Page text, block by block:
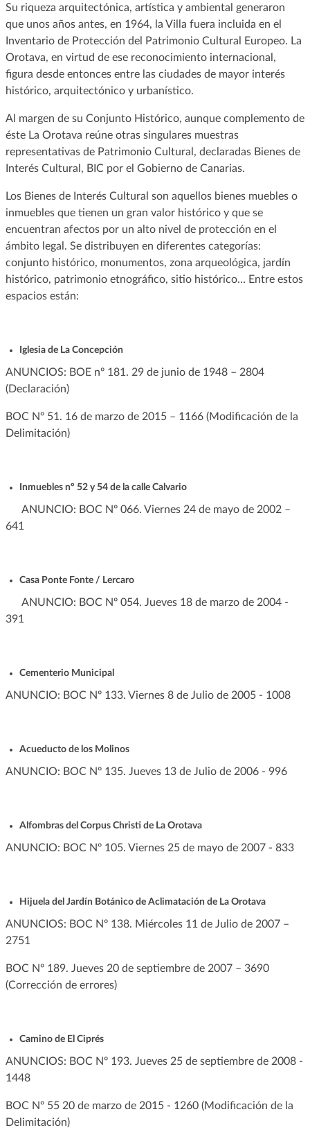
Su riqueza arquitectónica, artística y ambiental generaron
que unos años antes, en 1964, la Villa fuera incluida en el
Inventario de Protección del Patrimonio Cultural Europeo. La
Orotava, en virtud de ese reconocimiento internacional,
figura desde entonces entre las ciudades de mayor interés
histórico, arquitectónico y urbanístico.
Al margen de su Conjunto Histórico, aunque complemento de
éste La Orotava reúne otras singulares muestras
representativas de Patrimonio Cultural, declaradas Bienes de
Interés Cultural, BIC por el Gobierno de Canarias.
Los Bienes de Interés Cultural son aquellos bienes muebles o
inmuebles que tienen un gran valor histórico y que se
encuentran afectos por un alto nivel de protección en el
ámbito legal. Se distribuyen en diferentes categorías:
conjunto histórico, monumentos, zona arqueológica, jardín
histórico, patrimonio etnográfico, sitio histórico… Entre estos
espacios están:
Iglesia de La Concepción
ANUNCIOS: BOE nº 181. 29 de junio de 1948 – 2804
(Declaración)
BOC Nº 51. 16 de marzo de 2015 – 1166 (Modificación de la
Delimitación)
Inmuebles nº 52 y 54 de la calle Calvario
ANUNCIO: BOC Nº 066. Viernes 24 de mayo de 2002 –
641
Casa Ponte Fonte / Lercaro
ANUNCIO: BOC Nº 054. Jueves 18 de marzo de 2004 -
391
Cementerio Municipal
ANUNCIO: BOC Nº 133. Viernes 8 de Julio de 2005 - 1008
Acueducto de los Molinos
ANUNCIO: BOC Nº 135. Jueves 13 de Julio de 2006 - 996
Alfombras del Corpus Christi de La Orotava
ANUNCIO: BOC Nº 105. Viernes 25 de mayo de 2007 - 833
Hijuela del Jardín Botánico de Aclimatación de La Orotava
ANUNCIOS: BOC Nº 138. Miércoles 11 de Julio de 2007 –
2751
BOC Nº 189. Jueves 20 de septiembre de 2007 – 3690
(Corrección de errores)
Camino de El Ciprés
ANUNCIOS: BOC Nº 193. Jueves 25 de septiembre de 2008 -
1448
BOC Nº 55 20 de marzo de 2015 - 1260 (Modificación de la
Delimitación)